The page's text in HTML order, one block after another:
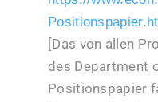
[Das von allen
des Department
Positionspapier